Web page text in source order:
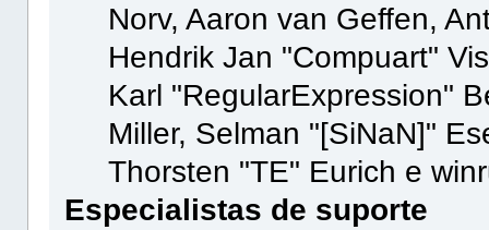
Norv, Aaron van Geffen,
Hendrik Jan "Compuart"
Karl "RegularExpression"
Miller, Selman "[SiNaN]"
Thorsten "TE" Eurich e
Especialistas de suporte